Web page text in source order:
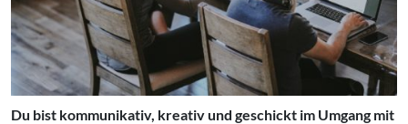
Du bist kommunikativ, kreativ und geschickt im Umgang mit